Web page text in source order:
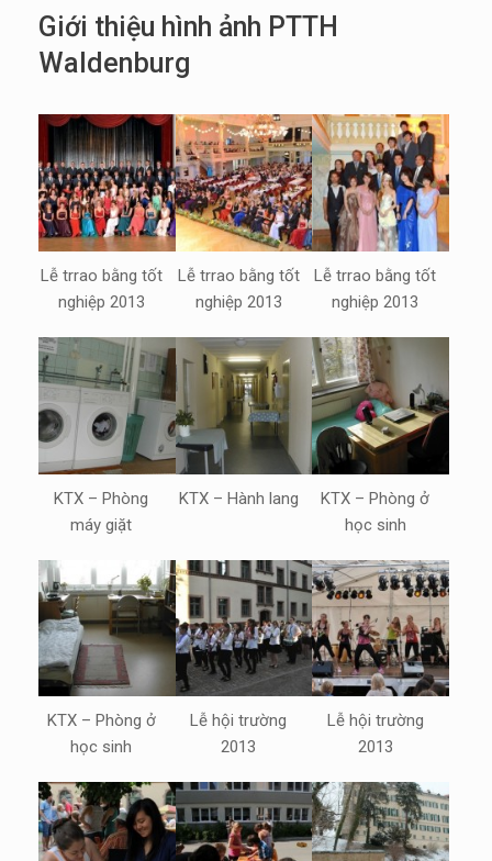
Giới thiệu hình ảnh PTTH
Waldenburg
Lễ trrao bằng tốt
nghiệp 2013
Lễ trrao bằng tốt
nghiệp 2013
Lễ trrao bằng tốt
nghiệp 2013
KTX – Phòng
máy giặt
KTX – Hành lang
KTX – Phòng ở
học sinh
KTX – Phòng ở
học sinh
Lễ hội trường
2013
Lễ hội trường
2013